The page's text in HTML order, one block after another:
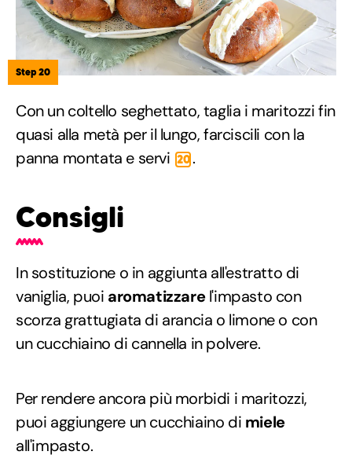
Step 20
Con un coltello seghettato, taglia i maritozzi fin
quasi alla metà per il lungo, farciscili con la
panna montata e servi 20 .
Consigli
In sostituzione o in aggiunta all'estratto di
vaniglia, puoi aromatizzarel'impasto con
scorza grattugiata di arancia o limone o con
un cucchiaino di cannella in polvere.
Per rendere ancora più morbidi i maritozzi,
puoi aggiungere un cucchiaino di miele
all'impasto.